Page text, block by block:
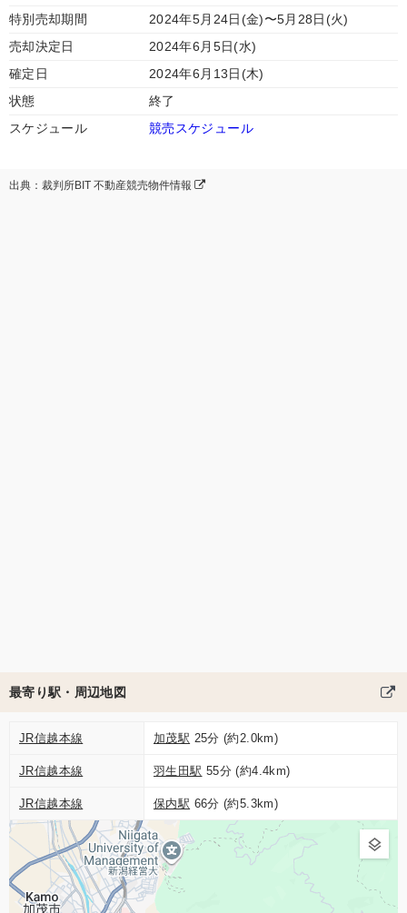
特別売却期間
2024年5月24日(金)〜5月28日(火)
売却決定日
2024年6月5日(水)
確定日
2024年6月13日(木)
状態
終了
スケジュール
競売スケジュール
出典：裁判所BIT 不動産競売物件情報
最寄り駅・周辺地図
JR信越本線 加茂駅 25分 (約2.0km)
JR信越本線 羽生田駅 55分 (約4.4km)
JR信越本線 保内駅 66分 (約5.3km)